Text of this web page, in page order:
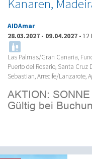
Kanaren,
AIDAmar
28.03.2027 - 09.04.2027 • 12
Las Palmas/Gran Canaria,
Puerto del Rosario, Santa Cruz
Sebastian, Arrecife/Lanzarote,